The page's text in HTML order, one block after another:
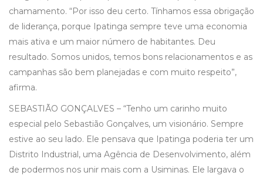
chamamento. “Por isso deu certo. Tínhamos essa obrigação
de liderança, porque Ipatinga sempre teve uma economia
mais ativa e um maior número de habitantes. Deu
resultado. Somos unidos, temos bons relacionamentos e as
campanhas são bem planejadas e com muito respeito”,
afirma.
SEBASTIÃO GONÇALVES – “Tenho um carinho muito
especial pelo Sebastião Gonçalves, um visionário. Sempre
estive ao seu lado. Ele pensava que Ipatinga poderia ter um
Distrito Industrial, uma Agência de Desenvolvimento, além
de podermos nos unir mais com a Usiminas. Ele largava o